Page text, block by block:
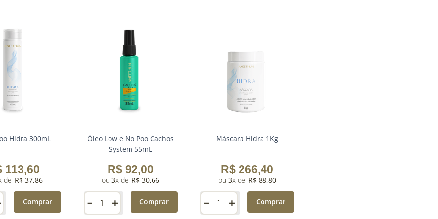
Hidra 300mL
113,60
R$ 37,86
Comprar
Óleo Low e No Poo Cachos
System 55mL
R$ 92,00
3 R$ 30,66
＋
－ Comprar
Máscara Hidra 1Kg
R$ 266,40
3 R$ 88,80
＋
－ Comprar